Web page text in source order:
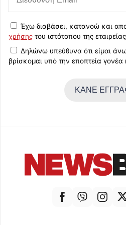
Έχω διαβάσει, κατανοώ και
χρήσης του ιστότοπου της εταιρείας
Δηλώνω υπεύθυνα ότι είμαι
βρίσκομαι υπό την εποπτεία
ΚΑΝΕ